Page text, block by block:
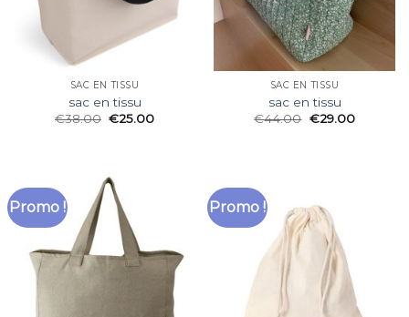
SAC EN TISSU
sac en tissu
€38.00 €25.00
SAC EN TISSU
sac en tissu
€44.00 €29.00
Promo ! Promo !